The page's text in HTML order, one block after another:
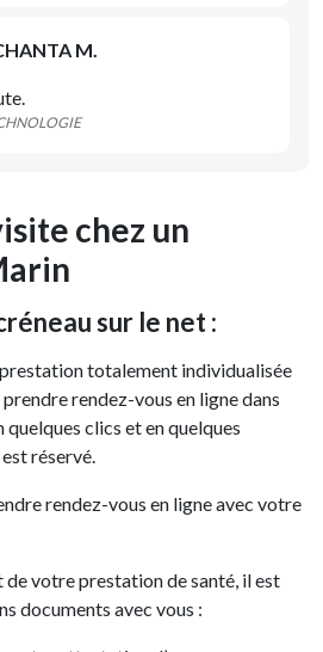
M.
chez un
sur le net :
totalement individualisée
rendez-vous en ligne dans
clics et en quelques
réservé.
rendez-vous en ligne avec votre
votre prestation de santé, il est
documents avec vous :